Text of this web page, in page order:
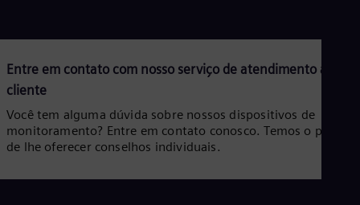
Entre em contato com nosso serviço de atendimento ao
cliente
Você tem alguma dúvida sobre nossos dispositivos de
monitoramento? Entre em contato conosco. Temos o prazer
de lhe oferecer conselhos individuais.